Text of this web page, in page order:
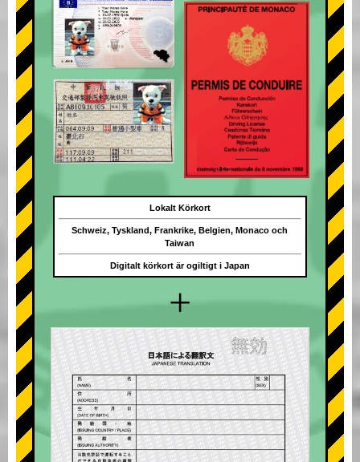
+
Lokalt Körkort
Schweiz, Tyskland, Frankrike, Belgien, Monaco och
Taiwan
Digitalt körkort är ogiltigt i Japan